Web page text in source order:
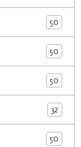
50
50
50
32
50